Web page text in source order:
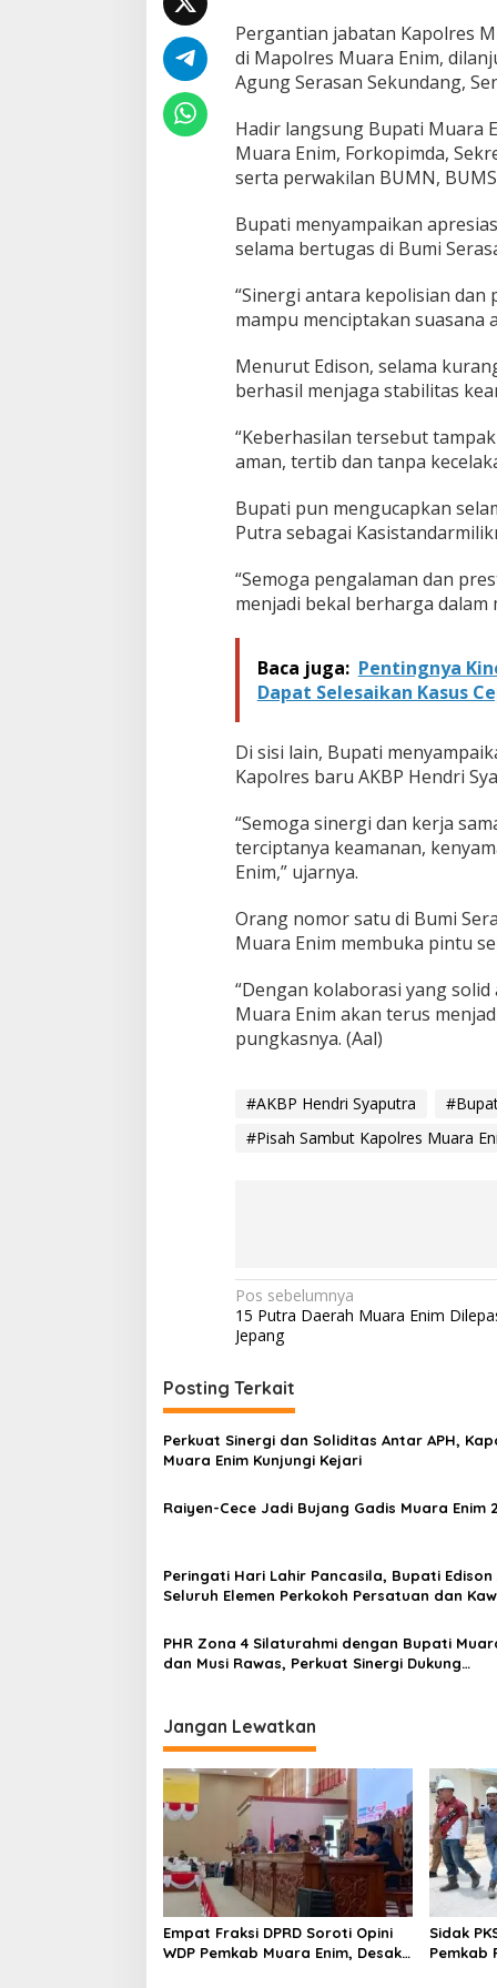
H
n
d
S
a
u
t
a
Pergantian jabatan Kapolres
di Mapolres Muara Enim,
Agung Serasan Sekundang,
Hadir langsung Bupati Muara
Muara Enim, Forkopimda,
serta perwakilan BUMN,
Bupati menyampaikan
selama bertugas di Bumi
“Sinergi antara kepolisian
mampu menciptakan suasana
Menurut Edison, selama
berhasil menjaga stabilitas
“Keberhasilan tersebut
aman, tertib dan tanpa
Bupati pun mengucapkan
Putra sebagai
“Semoga pengalaman dan
menjadi bekal berharga
Baca juga: Pentingnya
Dapat Selesaikan Kasus
Di sisi lain, Bupati
Kapolres baru AKBP Hendri
“Semoga sinergi dan kerja
terciptanya keamanan,
Enim,” ujarnya.
Orang nomor satu di Bumi
Muara Enim membuka pintu
“Dengan kolaborasi yang
Muara Enim akan terus
pungkasnya. (Aal)
#AKBP Hendri Syaputra
#Pisah Sambut Kapolres Muara
N
a
i
g
a
i
o
s
Pos sebelumnya
15 Putra Daerah Muara Enim
Jepang
Posting Terkait
Perkuat Sinergi dan Soliditas Antar APH,
Muara Enim Kunjungi Kejari
Raiyen-Cece Jadi Bujang Gadis Muara Enim
Peringati Hari Lahir Pancasila, Bupati Edison
Seluruh Elemen Perkokoh Persatuan dan
PHR Zona 4 Silaturahmi dengan Bupati
dan Musi Rawas, Perkuat Sinergi Dukung
Jangan Lewatkan
Empat Fraksi DPRD Soroti Opini
WDP Pemkab Muara Enim, Desak
Sidak
Pemkab